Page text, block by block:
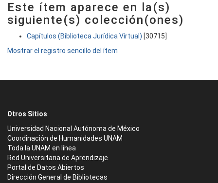
Este ítem aparece en la(s)
siguiente(s) colección(ones)
Capítulos (Biblioteca Jurídica Virtual) [30715]
Mostrar el registro sencillo del ítem
Otros Sitios
Universidad Nacional Autónoma de México
Coordinación de Humanidades UNAM
Toda la UNAM en línea
Red Universitaria de Aprendizaje
Portal de Datos Abiertos
Dirección General de Bibliotecas